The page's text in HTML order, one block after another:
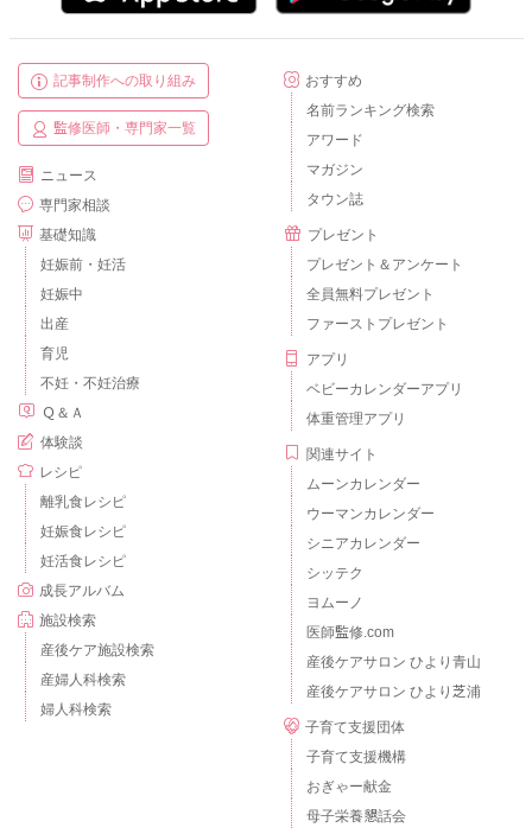
記事制作への取り組み
監修医師・専門家一覧
ニュース
専門家相談
基礎知識
妊娠前・妊活
妊娠中
出産
育児
不妊・不妊治療
Ｑ＆Ａ
体験談
レシピ
離乳食レシピ
妊娠食レシピ
妊活食レシピ
成長アルバム
施設検索
産後ケア施設検索
産婦人科検索
婦人科検索
おすすめ
名前ランキング検索
アワード
マガジン
タウン誌
プレゼント
プレゼント＆アンケート
全員無料プレゼント
ファーストプレゼント
アプリ
ベビーカレンダーアプリ
体重管理アプリ
関連サイト
ムーンカレンダー
ウーマンカレンダー
シニアカレンダー
シッテク
ヨムーノ
医師監修.com
産後ケアサロン ひより青山
産後ケアサロン ひより芝浦
子育て支援団体
子育て支援機構
おぎゃー献金
母子栄養懇話会